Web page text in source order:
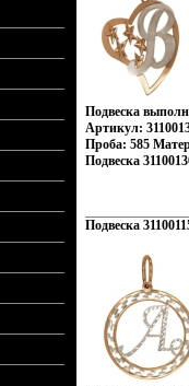
Подвеска
Артикул:
Проба: 585
Подвеска
Подвеска